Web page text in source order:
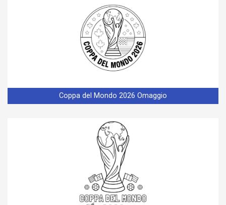
Coppa del Mondo 2026 Omaggio